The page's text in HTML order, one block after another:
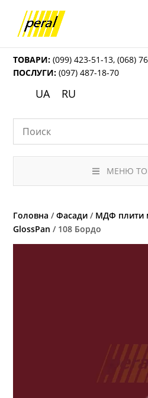
ТОВАРИ: (099) 423-51-13,(068)
ПОСЛУГИ: (097) 487-18-70
UA RU
МЕНЮ
Головна /Фасади / МДФ плити
GlossPan / 108 Бордо